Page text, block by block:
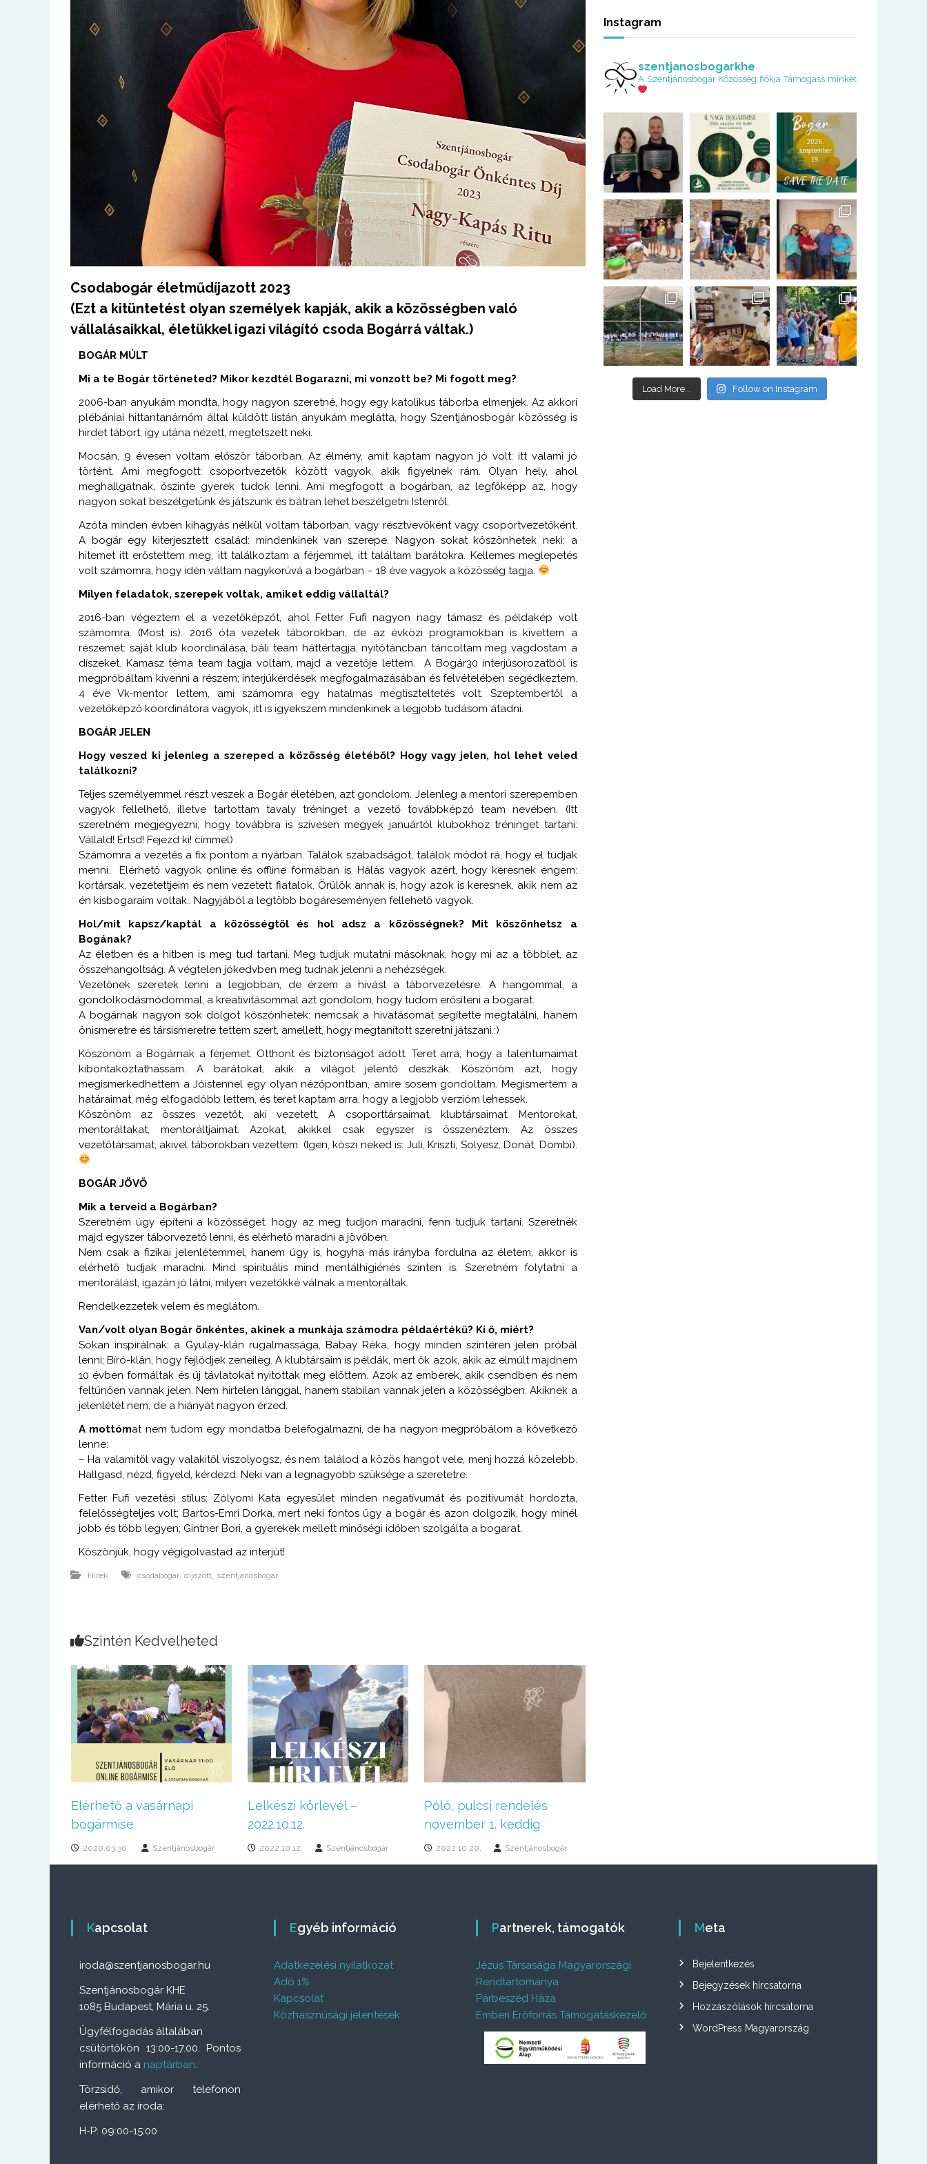
Csodabogár életműdíjazott 2023
(Ezt a kitüntetést olyan személyek kapják, akik a közösségben való
vállalásaikkal, életükkel igazi világító csoda Bogárrá váltak.)
BOGÁR MÚLT
Mi a te Bogár történeted? Mikor kezdtél Bogarazni, mi vonzott be? Mi fogott meg?
2006-ban anyukám mondta, hogy nagyon szeretné, hogy egy katolikus táborba elmenjek. Az akkori
plébániai hittantanárnőm által küldött listán anyukám meglátta, hogy Szentjánosbogár közösség is
hirdet tábort, így utána nézett, megtetszett neki.
Mocsán, 9 évesen voltam először táborban. Az élmény, amit kaptam nagyon jó volt: itt valami jó
történt. Ami megfogott: csoportvezetők között vagyok, akik figyelnek rám. Olyan hely, ahol
meghallgatnak, őszinte gyerek tudok lenni. Ami megfogott a bogárban, az legfőképp az, hogy
nagyon sokat beszélgetünk és játszunk és bátran lehet beszélgetni Istenről.
Azóta minden évben kihagyás nélkül voltam táborban, vagy résztvevőként vagy csoportvezetőként.
A bogár egy kiterjesztett család: mindenkinek van szerepe. Nagyon sokat köszönhetek neki: a
hitemet itt erőstettem meg, itt találkoztam a férjemmel, itt találtam barátokra. Kellemes meglepetés
volt számomra, hogy idén váltam nagykorúvá a bogárban – 18 éve vagyok a közösség tagja.
Milyen feladatok, szerepek voltak, amiket eddig vállaltál?
2016-ban végeztem el a vezetőképzőt, ahol Fetter Fufi nagyon nagy támasz és példakép volt
számomra. (Most is). 2016 óta vezetek táborokban, de az évközi programokban is kivettem a
részemet: saját klub koordinálása, báli team háttértagja, nyitótáncban táncoltam meg vagdostam a
díszeket. Kamasz téma team tagja voltam, majd a vezetője lettem. A Bogár30 interjúsorozatból is
megpróbáltam kivenni a részem; interjúkérdések megfogalmazásában és felvételében segédkeztem.
4 éve Vk-mentor lettem, ami számomra egy hatalmas megtiszteltetés volt. Szeptembertől a
vezetőképző koordinátora vagyok, itt is igyekszem mindenkinek a legjobb tudásom átadni.
BOGÁR JELEN
Hogy veszed ki jelenleg a szereped a közösség életéből? Hogy vagy jelen, hol lehet veled
találkozni?
Teljes személyemmel részt veszek a Bogár életében, azt gondolom. Jelenleg a mentori szerepemben
vagyok fellelhető, illetve tartottam tavaly tréninget a vezető továbbképző team nevében. (Itt
szeretném megjegyezni, hogy továbbra is szívesen megyek januártól klubokhoz tréninget tartani:
Vállald! Értsd! Fejezd ki! címmel)
Számomra a vezetés a fix pontom a nyárban. Találok szabadságot, találok módot rá, hogy el tudjak
menni. Elérhető vagyok online és offline formában is. Hálás vagyok azért, hogy keresnek engem:
kortársak, vezetettjeim és nem vezetett fiatalok. Örülök annak is, hogy azok is keresnek, akik nem az
én kisbogaraim voltak.. Nagyjából a legtöbb bogáreseményen fellehető vagyok.
Hol/mit kapsz/kaptál a közösségtől és hol adsz a közösségnek? Mit köszönhetsz a
Bogának?
Az életben és a hitben is meg tud tartani. Meg tudjuk mutatni másoknak, hogy mi az a többlet, az
összehangoltság. A végtelen jókedvben meg tudnak jelenni a nehézségek.
Vezetőnek szeretek lenni a legjobban, de érzem a hívást a táborvezetésre. A hangommal, a
gondolkodásmódommal, a kreativitásommal azt gondolom, hogy tudom erősíteni a bogarat.
A bogárnak nagyon sok dolgot köszönhetek: nemcsak a hivatásomat segítette megtalálni, hanem
önismeretre és társismeretre tettem szert, amellett, hogy megtanított szeretni játszani.:)
Köszönöm a Bogárnak a férjemet. Otthont és biztonságot adott. Teret arra, hogy a talentumaimat
kibontakoztathassam. A barátokat, akik a világot jelentő deszkák. Köszönöm azt, hogy
megismerkedhettem a Jóistennel egy olyan nézőpontban, amire sosem gondoltam. Megismertem a
határaimat, még elfogadóbb lettem, és teret kaptam arra, hogy a legjobb verzióm lehessek.
Köszönöm az összes vezetőt, aki vezetett. A csoporttársaimat, klubtársaimat. Mentorokat,
mentoráltakat, mentoráltjaimat. Azokat, akikkel csak egyszer is összenéztem. Az összes
vezetőtársamat, akivel táborokban vezettem. (Igen, köszi neked is: Juli, Kriszti, Solyesz, Donát, Dombi).
BOGÁR JÖVŐ
Mik a terveid a Bogárban?
Szeretném úgy építeni a közösséget, hogy az meg tudjon maradni, fenn tudjuk tartani. Szeretnék
majd egyszer táborvezető lenni, és elérhető maradni a jövőben.
Nem csak a fizikai jelenlétemmel, hanem úgy is, hogyha más irányba fordulna az életem, akkor is
elérhető tudjak maradni. Mind spirituális mind mentálhigiénés szinten is. Szeretném folytatni a
mentorálást, igazán jó látni, milyen vezetőkké válnak a mentoráltak.
Rendelkezzetek velem és meglátom.
Van/volt olyan Bogár önkéntes, akinek a munkája számodra példaértékű? Ki ő, miért?
Sokan inspirálnak: a Gyulay-klán rugalmassága, Babay Réka, hogy minden színtéren jelen próbál
lenni; Bíró-klán, hogy fejlődjek zeneileg. A klubtársaim is példák, mert ők azok, akik az elmúlt majdnem
10 évben formáltak és új távlatokat nyitottak meg előttem. Azok az emberek, akik csendben és nem
feltűnően vannak jelen. Nem hirtelen lánggal, hanem stabilan vannak jelen a közösségben. Akiknek a
jelenlétét nem, de a hiányát nagyon érzed.
A mottómat nem tudom egy mondatba belefogalmazni, de ha nagyon megpróbálom a következő
lenne:
– Ha valamitől vagy valakitől viszolyogsz, és nem találod a közös hangot vele, menj hozzá közelebb.
Hallgasd, nézd, figyeld, kérdezd. Neki van a legnagyobb szüksége a szeretetre.
Fetter Fufi vezetési stílus; Zólyomi Kata egyesület minden negatívumát és pozitívumát hordozta,
felelősségteljes volt; Bartos-Emri Dorka, mert neki fontos ügy a bogár és azon dolgozik, hogy minél
jobb és több legyen; Gintner Bori, a gyerekek mellett minőségi időben szolgálta a bogarat.
Köszönjük, hogy végigolvastad az interjút!
Hírek csodabogár díjazott szentjánosbogár
Szintén Kedvelheted
Elérhető a vasárnapi
bogármise
2020.03.30. Szentjánosbogár
Lelkészi körlevél –
2022.10.12.
2022.10.12. Szentjánosbogár
Póló, pulcsi rendelés
november 1. keddig
2022.10.20. Szentjánosbogár
Instagram
szentjanosbogarkhe
A Szentjánosbogár Közösség fiókja Támogass minket
Load More... Follow on Instagram
Kapcsolat
iroda@szentjanosbogar.hu
Szentjánosbogár KHE
1085 Budapest, Mária u. 25.
Ügyfélfogadás általában
csütörtökön 13:00-17.00. Pontos
információ a naptárban.
Törzsidő, amikor telefonon
elérhető az iroda:
H-P: 09:00-15:00
Egyéb információ
Adatkezelési nyilatkozat
Adó 1%
Kapcsolat
Közhasznúsági jelentések
Partnerek, támogatók
Jézus Társasága Magyarországi
Rendtartománya
Párbeszéd Háza
Emberi Erőforrás Támogatáskezelő
Meta
Bejelentkezés
Bejegyzések hírcsatorna
Hozzászólások hírcsatorna
WordPress Magyarország